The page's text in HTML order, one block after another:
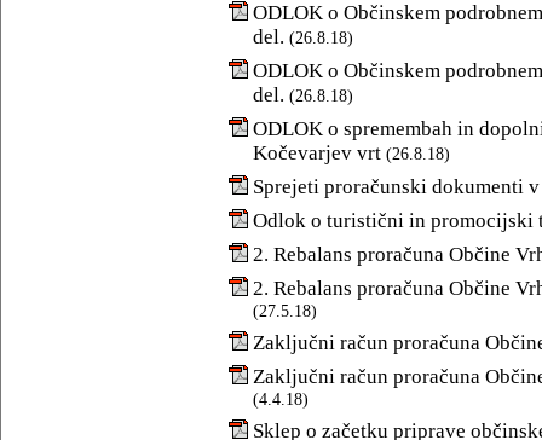
ODLOK o Občinskem
del. (26.8.18)
ODLOK o Občinskem
del. (26.8.18)
ODLOK o spremembah in
Kočevarjev vrt (26.8.18)
Sprejeti proračunski dokumenti
Odlok o turistični in promocijski
2. Rebalans proračuna Občine
2. Rebalans proračuna Občine
(27.5.18)
Zaključni račun proračuna
Zaključni račun proračuna
(4.4.18)
Sklep o začetku priprave